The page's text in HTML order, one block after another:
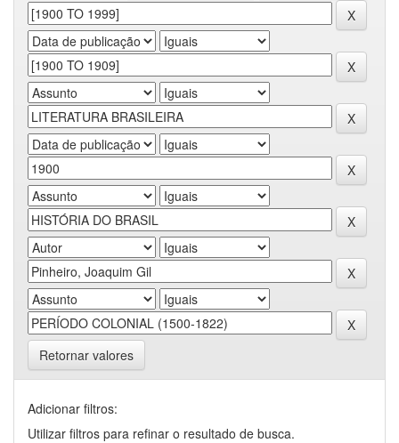
Retornar valores
Adicionar filtros:
Utilizar filtros para refinar o resultado de busca.